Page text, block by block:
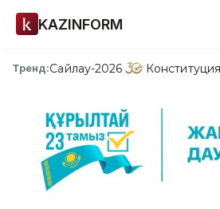
KAZINFORM
Тренд:Сайлау-2026